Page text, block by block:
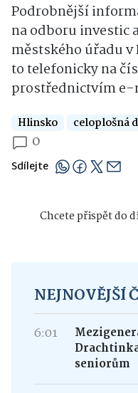
Podrobnější
na odboru investic
městského úřadu
to telefonicky na
prostřednictvím
Hlinsko celoplošná
0
Sdílejte
Chcete přispět do
NEJNOVĚJŠÍ
6:01
seniorům